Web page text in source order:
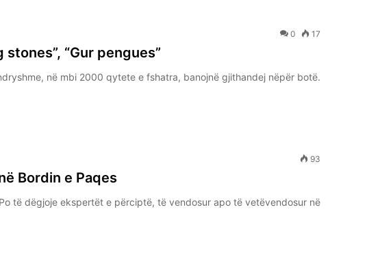
0 17
“Gur pengues”
në mbi 2000 qytete e fshatra, banojnë gjithandej nëpër botë.
93
Bordin e Paqes
të dëgjoje ekspertët e përciptë, të vendosur apo të vetëvendosur në